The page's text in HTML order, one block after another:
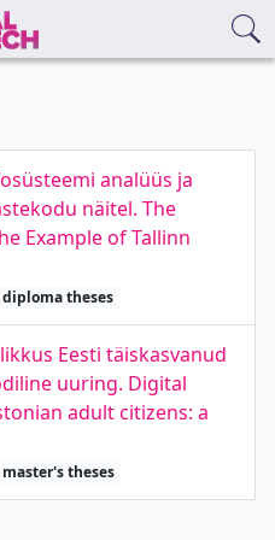
analüüs ja
näitel. The
Example of Tallinn
diploma theses
Eesti täiskasvanud
uuring. Digital
adult citizens: a
master's theses